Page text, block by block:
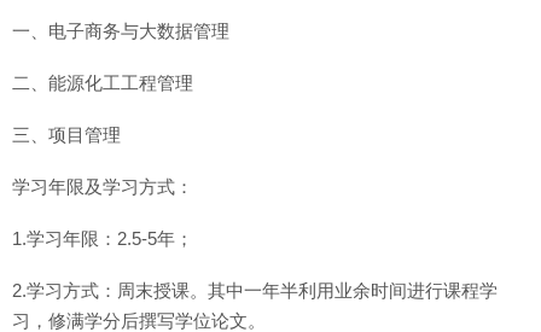
一、电子商务与大数据管理
二、能源化工工程管理
三、项目管理
学习年限及学习方式：
1.学习年限：2.5-5年；
2.学习方式：周末授课。其中一年半利用业余时间进行课程学
习，修满学分后撰写学位论文。